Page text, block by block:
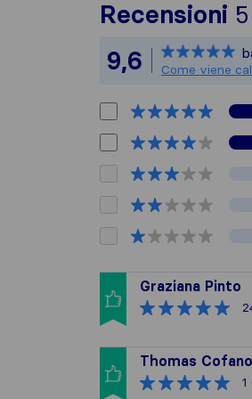
Recensioni 5
9,6 Come viene
Graziana Pinto
Thomas Cofano
1